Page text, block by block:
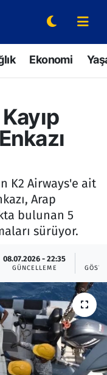
Ekonomi
K2 Airways'e ait
Arap
bulunan 5
sürüyor.
08.07.2026 - 22:35
GÜNCELLEME